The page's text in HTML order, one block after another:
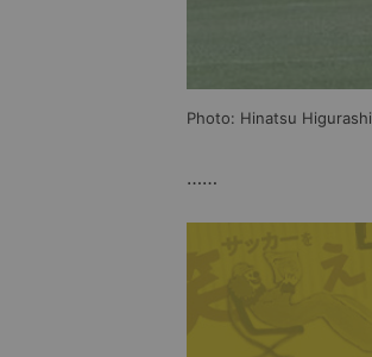
Photo: Hinatsu Higurashi
……